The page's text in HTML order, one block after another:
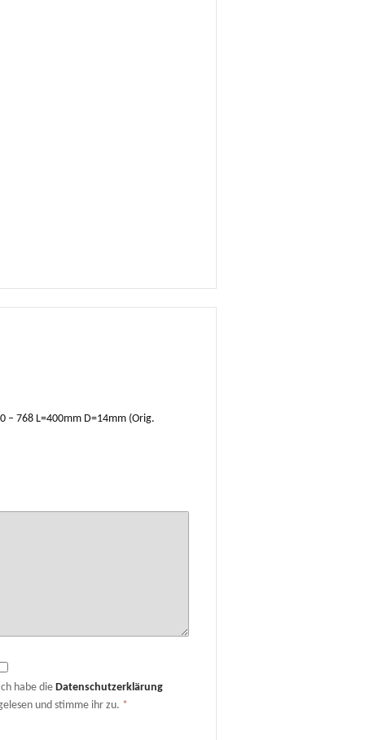
– 768 L=400mm D=14mm (Orig.
habe dieDatenschutzerklärung
und stimme ihr zu. *